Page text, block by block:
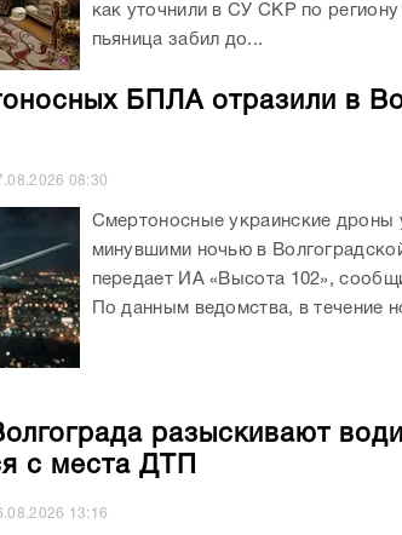
как уточнили в СУ СКР по
пьяница забил до...
БПЛА отразили в
08:30
Смертоносные украинские дроны
минувшими ночью в
передает ИА «Высота 102»,
По данным ведомства, в течение
разыскивают
с места ДТП
13:16